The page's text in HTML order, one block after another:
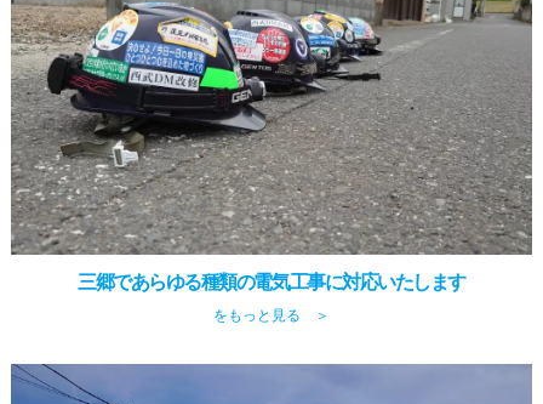
三郷であらゆる種類の電気工事に対応いたします
をもっと見る ＞